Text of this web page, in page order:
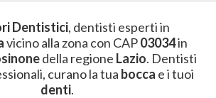
Dentistici, dentisti esperti in
vicino alla zona con CAP03034in
della regione Lazio. Dentisti
curano la tua bocca e i tuoi
denti.